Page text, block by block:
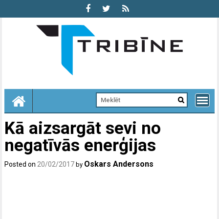
Kā aizsargāt sevi no
negatīvās enerģijas
Posted on20/02/2017 by Oskars Andersons